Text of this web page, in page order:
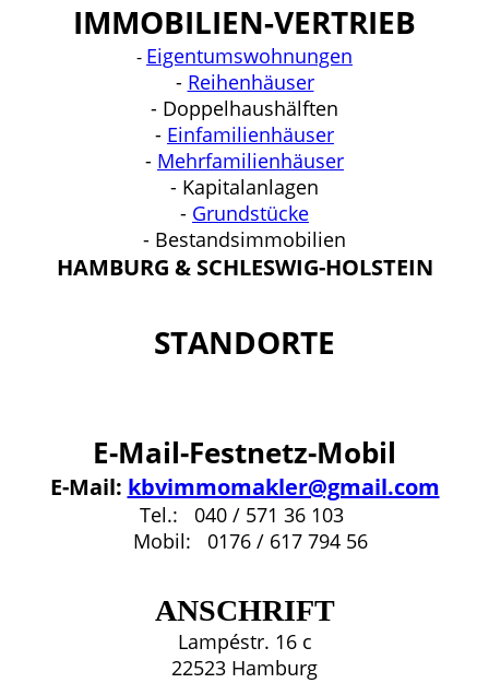
IMMOBILIEN-VERTRIEB
- Eigentumswohnungen
- Reihenhäuser
- Doppelhaushälften
- Einfamilienhäuser
- Mehrfamilienhäuser
- Kapitalanlagen
- Grundstücke
- Bestandsimmobilien
HAMBURG & SCHLESWIG-HOLSTEIN
STANDORTE
E-Mail-Festnetz-Mobil
E-Mail: kbvimmomakler@gmail.com
Tel.: 040 / 571 36 103
Mobil: 0176 / 617 794 56
ANSCHRIFT
Lampéstr. 16 c
22523 Hamburg